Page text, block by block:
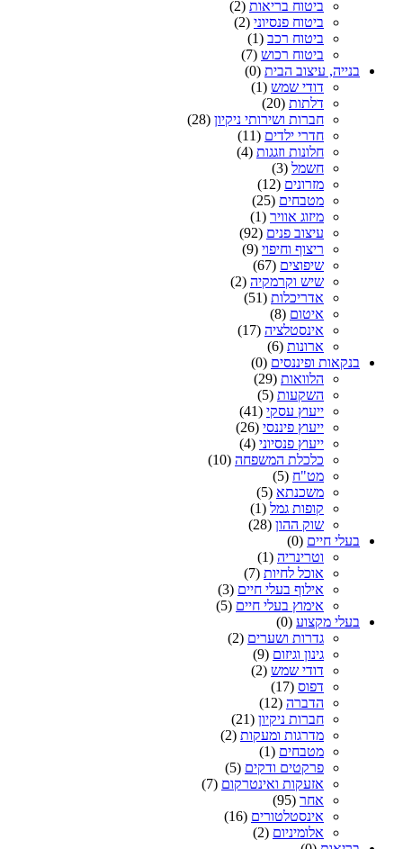
ביטוח בריאות (2)
ביטוח פנסיוני (2)
ביטוח רכב (1)
ביטוח רכוש (7)
בנייה, עיצוב הבית (0)
דודי שמש (1)
דלתות (20)
חברות ושירותי ניקיון (28)
חדרי ילדים (11)
חלונות וזגגות (4)
חשמל (3)
מזרונים (12)
מטבחים (25)
מיזוג אוויר (1)
עיצוב פנים (92)
ריצוף וחיפוי (9)
שיפוצים (67)
שיש וקרמקיה (2)
אדריכלות (51)
איטום (8)
אינסטלציה (17)
ארונות (6)
בנקאות ופיננסים (0)
הלוואות (29)
השקעות (5)
ייעוץ עסקי (41)
ייעוץ פיננסי (26)
ייעוץ פנסיוני (4)
כלכלת המשפחה (10)
מט"ח (5)
משכנתא (5)
קופות גמל (1)
שוק ההון (28)
בעלי חיים (0)
וטרינריה (1)
אוכל לחיות (7)
אילוף בעלי חיים (3)
אימוץ בעלי חיים (5)
בעלי מקצוע (0)
גדרות ושערים (2)
גינון וגיזום (9)
דודי שמש (2)
דפוס (17)
הדברה (12)
חברות ניקיון (21)
מדרגות ומעקות (2)
מטבחים (1)
פרקטים ודקים (5)
אזעקות ואינטרקום (7)
אחר (95)
אינסטלטורים (16)
אלומיניום (2)